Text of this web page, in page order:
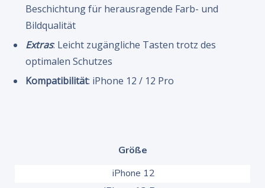
Beschichtung für herausragende Farb- und
Bildqualität
Extras: Leicht zugängliche Tasten trotz des
optimalen Schutzes
Kompatibilität: iPhone 12 / 12 Pro
Größe
iPhone 12